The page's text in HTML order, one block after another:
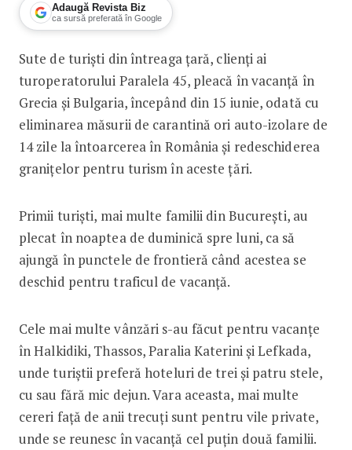
Adaugă Revista Biz
ca sursă preferată în Google
Primele vacanțe după 15 iunie. Ce au
Sute de turiști din întreaga țară, clienți ai
turoperatorului Paralela 45, pleacă în vacanță în
Grecia și Bulgaria, începând din 15 iunie, odată cu
eliminarea măsurii de carantină ori auto-izolare de
14 zile la întoarcerea în România și redeschiderea
granițelor pentru turism în aceste țări.
Primii turiști, mai multe familii din București, au
plecat în noaptea de duminică spre luni, ca să
ajungă în punctele de frontieră când acestea se
deschid pentru traficul de vacanță.
Cele mai multe vânzări s-au făcut pentru vacanțe
în Halkidiki, Thassos, Paralia Katerini și Lefkada,
unde turiștii preferă hoteluri de trei și patru stele,
cu sau fără mic dejun. Vara aceasta, mai multe
cereri față de anii trecuți sunt pentru vile private,
unde se reunesc în vacanță cel puțin două familii.